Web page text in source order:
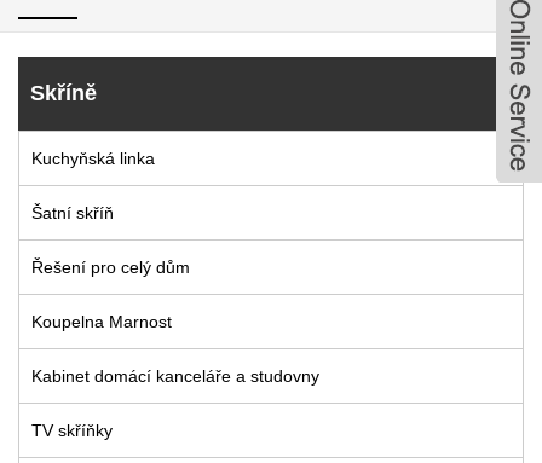
Skříně
Kuchyňská linka
Šatní skříň
Řešení pro celý dům
Koupelna Marnost
Kabinet domácí kanceláře a studovny
TV skříňky